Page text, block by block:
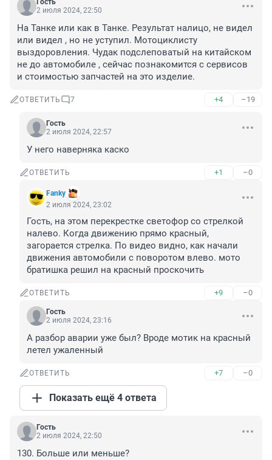
Гость
2 июля 2024, 22:50
На Танке или как в Танке. Результат налицо, не видел
или видел , но не уступил. Мотоциклисту
выздоровления. Чудак подслеповатый на китайском
не до автомобиле , сейчас познакомится с сервисов
и стоимостью запчастей на это изделие.
ОТВЕТИТЬ 7 +4 –19
Гость
2 июля 2024, 22:57
У него наверняка каско
ОТВЕТИТЬ +1 –0
Fanky
2 июля 2024, 23:02
Гость, на этом перекрестке светофор со стрелкой
налево. Когда движению прямо красный,
загорается стрелка. По видео видно, как начали
движения автомобили с поворотом влево. мото
братишка решил на красный проскочить
ОТВЕТИТЬ +9 –0
Гость
2 июля 2024, 23:16
А разбор аварии уже был? Вроде мотик на красный
летел ужаленный
ОТВЕТИТЬ +7 –0
Показать ещё 4 ответа
Гость
2 июля 2024, 22:50
130. Больше или меньше?